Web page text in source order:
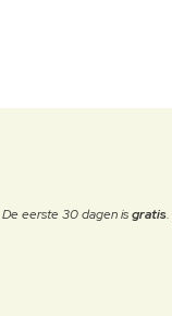
De eerste 30 dagen isgratis.